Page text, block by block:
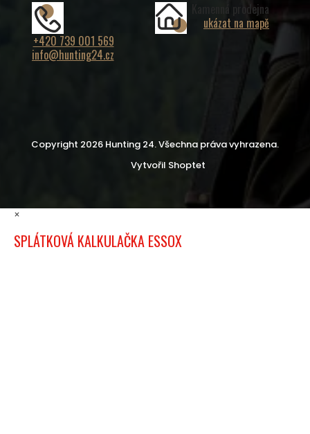
+420 739 001 569
info@hunting24.cz
Kamenná prodejna
ukázat na mapě
Vytvořil Shoptet
Copyright 2026 Hunting 24. Všechna práva vyhrazena.
×
SPLÁTKOVÁ KALKULAČKA ESSOX